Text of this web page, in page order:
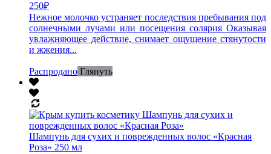
250₽
Нежное молочко устраняет последствия пребывания под
солнечными лучами или посещения солярия Оказывая
увлажняющее действие, снимает ощущение стянутости
и жжения...
Распродано Глянуть
Шампунь для сухих и поврежденных волос «Красная
Роза» 250 мл